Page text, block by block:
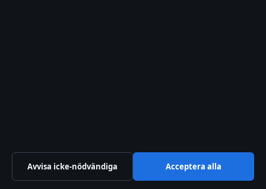
Tidsbild
Avvisa icke-nödvändiga Acceptera alla